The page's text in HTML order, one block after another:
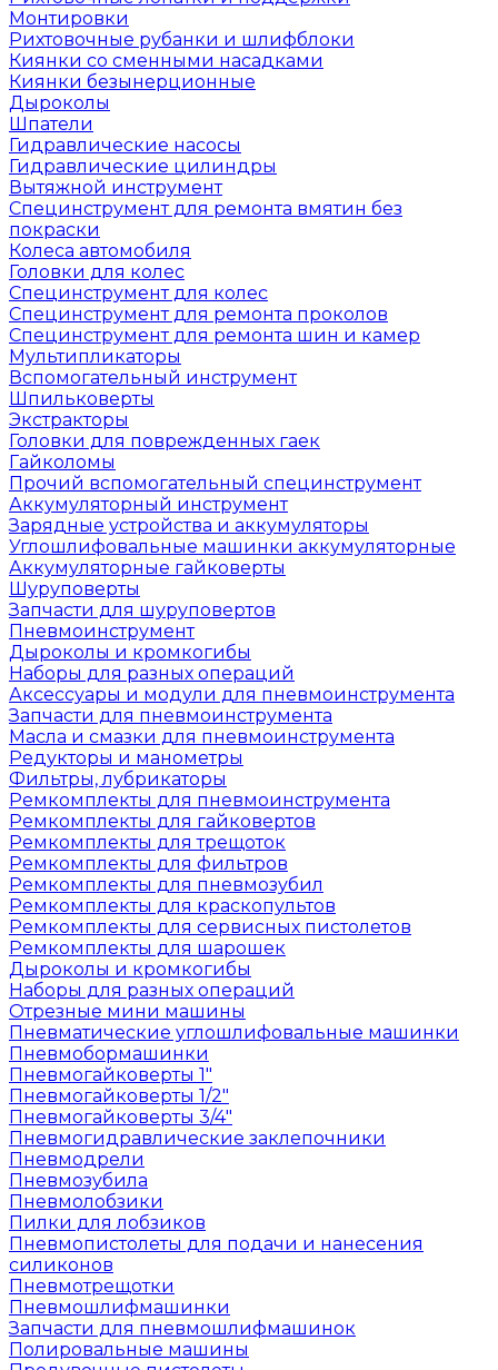
Монтировки
Рихтовочные рубанки и шлифблоки
Киянки со сменными насадками
Киянки безынерционные
Дыроколы
Шпатели
Гидравлические насосы
Гидравлические цилиндры
Вытяжной инструмент
Специнструмент для ремонта вмятин без
покраски
Колеса автомобиля
Головки для колес
Специнструмент для колес
Специнструмент для ремонта проколов
Специнструмент для ремонта шин и камер
Мультипликаторы
Вспомогательный инструмент
Шпильковерты
Экстракторы
Головки для поврежденных гаек
Гайколомы
Прочий вспомогательный специнструмент
Аккумуляторный инструмент
Зарядные устройства и аккумуляторы
Углошлифовальные машинки аккумуляторные
Аккумуляторные гайковерты
Шуруповерты
Запчасти для шуруповертов
Пневмоинструмент
Дыроколы и кромкогибы
Наборы для разных операций
Аксессуары и модули для пневмоинструмента
Запчасти для пневмоинструмента
Масла и смазки для пневмоинструмента
Редукторы и манометры
Фильтры, лубрикаторы
Ремкомплекты для пневмоинструмента
Ремкомплекты для гайковертов
Ремкомплекты для трещоток
Ремкомплекты для фильтров
Ремкомплекты для пневмозубил
Ремкомплекты для краскопультов
Ремкомплекты для сервисных пистолетов
Ремкомплекты для шарошек
Дыроколы и кромкогибы
Наборы для разных операций
Отрезные мини машины
Пневматические углошлифовальные машинки
Пневмобормашинки
Пневмогайковерты 1"
Пневмогайковерты 1/2"
Пневмогайковерты 3/4"
Пневмогидравлические заклепочники
Пневмодрели
Пневмозубила
Пневмолобзики
Пилки для лобзиков
Пневмопистолеты для подачи и нанесения
силиконов
Пневмотрещотки
Пневмошлифмашинки
Запчасти для пневмошлифмашинок
Полировальные машины